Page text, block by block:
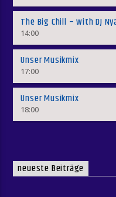
The Big Chill – with DJ
14:00
Unser Musikmix
17:00
Unser Musikmix
18:00
neueste Beiträge